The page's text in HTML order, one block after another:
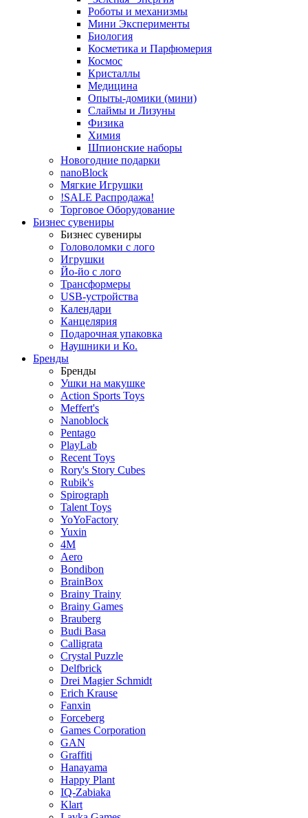
Роботы и механизмы
Мини Эксперименты
Биология
Косметика и Парфюмерия
Космос
Кристаллы
Медицина
Опыты-домики (мини)
Слаймы и Лизуны
Физика
Химия
Шпионские наборы
Новогодние подарки
nanoBlock
Мягкие Игрушки
!SALE Распродажа!
Торговое Оборудование
Бизнес сувениры
Бизнес сувениры
Головоломки с лого
Игрушки
Йо-йо с лого
Трансформеры
USB-устройства
Календари
Канцелярия
Подарочная упаковка
Наушники и Ко.
Бренды
Бренды
Ушки на макушке
Action Sports Toys
Meffert's
Nanoblock
Pentago
PlayLab
Recent Toys
Rory's Story Cubes
Rubik's
Spirograph
Talent Toys
YoYoFactory
Yuxin
4M
Aero
Bondibon
BrainBox
Brainy Trainy
Brainy Games
Brauberg
Budi Basa
Calligrata
Crystal Puzzle
Delfbrick
Drei Magier Schmidt
Erich Krause
Fanxin
Forceberg
Games Corporation
GAN
Graffiti
Hanayama
Happy Plant
IQ-Zabiaka
Klart